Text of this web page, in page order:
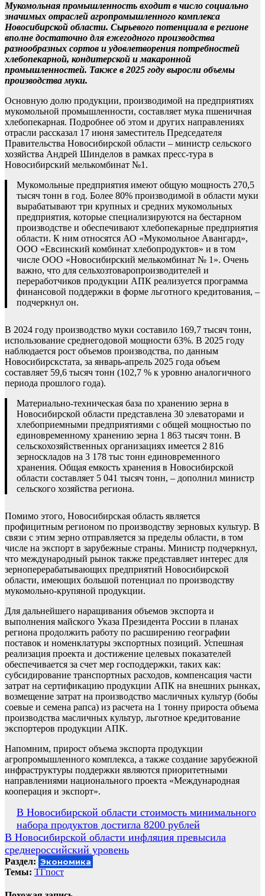
Мукомольная промышленность входит в число социально
значимых отраслей агропромышленного комплекса
Новосибирской области. Сырьевого потенциала в регионе
вполне достаточно для ежегодного производства
разнообразных сортов и удовлетворения потребностей
хлебопекарной, кондитерской и макаронной
промышленностей. Также в 2025 году выросли объемы
производства муки.
Основную долю продукции, производимой на предприятиях
мукомольной промышленности, составляет мука пшеничная
хлебопекарная. Подробнее об этом и других направлениях
отрасли рассказал 17 июня заместитель Председателя
Правительства Новосибирской области – министр сельского
хозяйства Андрей Шинделов в рамках пресс-тура в
Новосибирский мелькомбинат №1.
Мукомольные предприятия имеют общую мощность 270,5
тысяч тонн в год. Более 80% производимой в области муки
вырабатывают три крупных и средних мукомольных
предприятия, которые специализируются на бестарном
производстве и обеспечивают хлебопекарные предприятия
области. К ним относятся АО «Мукомольное Авангард»,
ООО «Евсинский комбинат хлебопродуктов» и в том
числе ООО «Новосибирский мелькомбинат № 1». Очень
важно, что для сельхозтоваропроизводителей и
переработчиков продукции АПК реализуется программа
финансовой поддержки в форме льготного кредитования, –
подчеркнул он.
В 2024 году производство муки составило 169,7 тысяч тонн,
использование среднегодовой мощности 63%. В 2025 году
наблюдается рост объемов производства, по данным
Новосибирскстата, за январь-апрель 2025 года объем
составляет 59,6 тысяч тонн (102,7 % к уровню аналогичного
периода прошлого года).
Материально-техническая база по хранению зерна в
Новосибирской области представлена 30 элеваторами и
хлебоприемными предприятиями с общей мощностью по
единовременному хранению зерна 1 863 тысяч тонн. В
сельскохозяйственных организациях имеется 2 816
зерноскладов на 3 178 тыс тонн единовременного
хранения. Общая емкость хранения в Новосибирской
области составляет 5 041 тысяч тонн, – дополнил министр
сельского хозяйства региона.
Помимо этого, Новосибирская область является
профицитным регионом по производству зерновых культур. В
связи с этим зерно отправляется за пределы области, в том
числе на экспорт в зарубежные страны. Министр подчеркнул,
что международный рынок также представляет интерес для
зерноперерабатывающих предприятий Новосибирской
области, имеющих большой потенциал по производству
мукомольно-крупяной продукции.
Для дальнейшего наращивания объемов экспорта и
выполнения майского Указа Президента России в планах
региона продолжить работу по расширению географии
поставок и номенклатуры экспортных позиций. Успешная
реализация проекта и достижение целевых показателей
обеспечивается за счет мер господдержки, таких как:
субсидирование транспортных расходов, компенсация части
затрат на сертификацию продукции АПК на внешних рынках,
возмещение затрат на производство масличных культур (бобы
соевые и семена рапса) из расчета на 1 тонну прироста объема
производства масличных культур, льготное кредитование
экспортеров продукции АПК.
Напомним, прирост объема экспорта продукции
агропромышленного комплекса, а также создание зарубежной
инфраструктуры поддержки являются приоритетными
направлениями национального проекта «Международная
кооперация и экспорт».
Навигация
по
записям
В Новосибирской области стоимость минимального
набора продуктов достигла 8200 рублей
В Новосибирской области инфляция превысила
среднероссийский уровень
Раздел: Экономика
Темы: ТГпост